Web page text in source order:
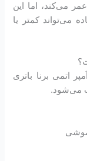
می‌کند، اما این
می‌تواند کمتر یا
از نظر کیفیت و آمپراژ مناسب، باتری ۱۰۰ آمپر اتمی برنا باتری
می‌شود.